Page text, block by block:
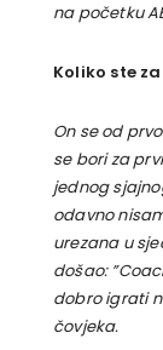
na početku
Koliko ste
On se od
se bori za
jednog
odavno
urezana u
došao:
dobro igrati
čovjeka.